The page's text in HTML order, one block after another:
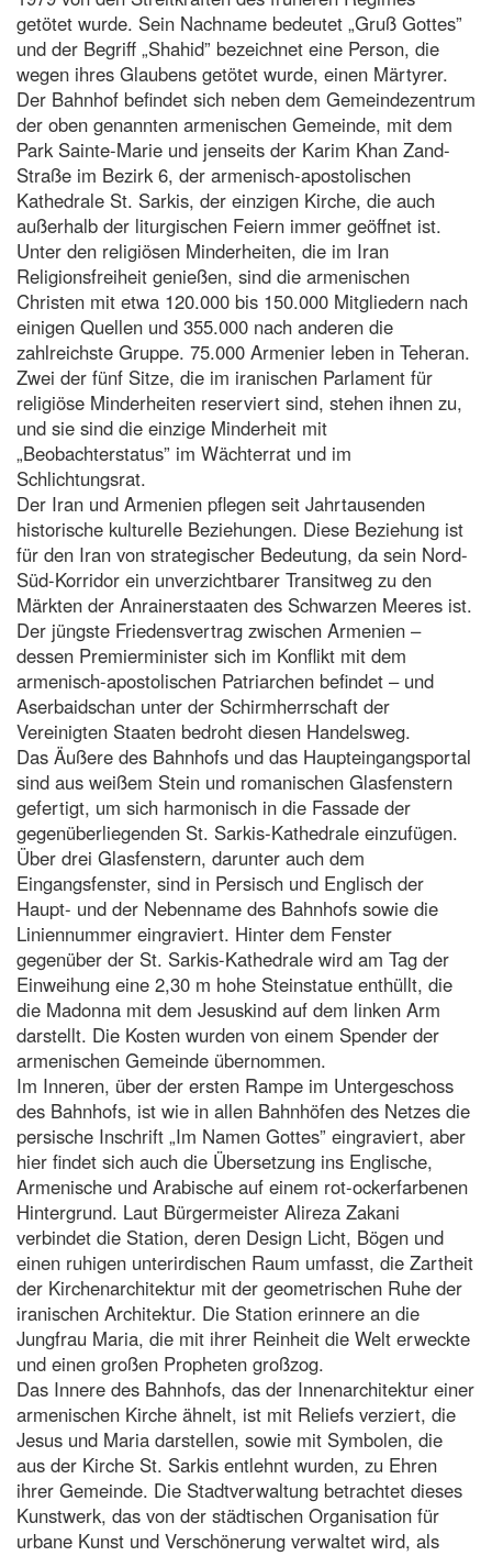
getötet wurde. Sein Nachname bedeutet „Gruß Gottes”
und der Begriff „Shahid” bezeichnet eine Person, die
wegen ihres Glaubens getötet wurde, einen Märtyrer.
Der Bahnhof befindet sich neben dem Gemeindezentrum
der oben genannten armenischen Gemeinde, mit dem
Park Sainte-Marie und jenseits der Karim Khan Zand-
Straße im Bezirk 6, der armenisch-apostolischen
Kathedrale St. Sarkis, der einzigen Kirche, die auch
außerhalb der liturgischen Feiern immer geöffnet ist.
Unter den religiösen Minderheiten, die im Iran
Religionsfreiheit genießen, sind die armenischen
Christen mit etwa 120.000 bis 150.000 Mitgliedern nach
einigen Quellen und 355.000 nach anderen die
zahlreichste Gruppe. 75.000 Armenier leben in Teheran.
Zwei der fünf Sitze, die im iranischen Parlament für
religiöse Minderheiten reserviert sind, stehen ihnen zu,
und sie sind die einzige Minderheit mit
„Beobachterstatus” im Wächterrat und im
Schlichtungsrat.
Der Iran und Armenien pflegen seit Jahrtausenden
historische kulturelle Beziehungen. Diese Beziehung ist
für den Iran von strategischer Bedeutung, da sein Nord-
Süd-Korridor ein unverzichtbarer Transitweg zu den
Märkten der Anrainerstaaten des Schwarzen Meeres ist.
Der jüngste Friedensvertrag zwischen Armenien –
dessen Premierminister sich im Konflikt mit dem
armenisch-apostolischen Patriarchen befindet – und
Aserbaidschan unter der Schirmherrschaft der
Vereinigten Staaten bedroht diesen Handelsweg.
Das Äußere des Bahnhofs und das Haupteingangsportal
sind aus weißem Stein und romanischen Glasfenstern
gefertigt, um sich harmonisch in die Fassade der
gegenüberliegenden St. Sarkis-Kathedrale einzufügen.
Über drei Glasfenstern, darunter auch dem
Eingangsfenster, sind in Persisch und Englisch der
Haupt- und der Nebenname des Bahnhofs sowie die
Liniennummer eingraviert. Hinter dem Fenster
gegenüber der St. Sarkis-Kathedrale wird am Tag der
Einweihung eine 2,30 m hohe Steinstatue enthüllt, die
die Madonna mit dem Jesuskind auf dem linken Arm
darstellt. Die Kosten wurden von einem Spender der
armenischen Gemeinde übernommen.
Im Inneren, über der ersten Rampe im Untergeschoss
des Bahnhofs, ist wie in allen Bahnhöfen des Netzes die
persische Inschrift „Im Namen Gottes” eingraviert, aber
hier findet sich auch die Übersetzung ins Englische,
Armenische und Arabische auf einem rot-ockerfarbenen
Hintergrund. Laut Bürgermeister Alireza Zakani
verbindet die Station, deren Design Licht, Bögen und
einen ruhigen unterirdischen Raum umfasst, die Zartheit
der Kirchenarchitektur mit der geometrischen Ruhe der
iranischen Architektur. Die Station erinnere an die
Jungfrau Maria, die mit ihrer Reinheit die Welt erweckte
und einen großen Propheten großzog.
Das Innere des Bahnhofs, das der Innenarchitektur einer
armenischen Kirche ähnelt, ist mit Reliefs verziert, die
Jesus und Maria darstellen, sowie mit Symbolen, die
aus der Kirche St. Sarkis entlehnt wurden, zu Ehren
ihrer Gemeinde. Die Stadtverwaltung betrachtet dieses
Kunstwerk, das von der städtischen Organisation für
urbane Kunst und Verschönerung verwaltet wird, als